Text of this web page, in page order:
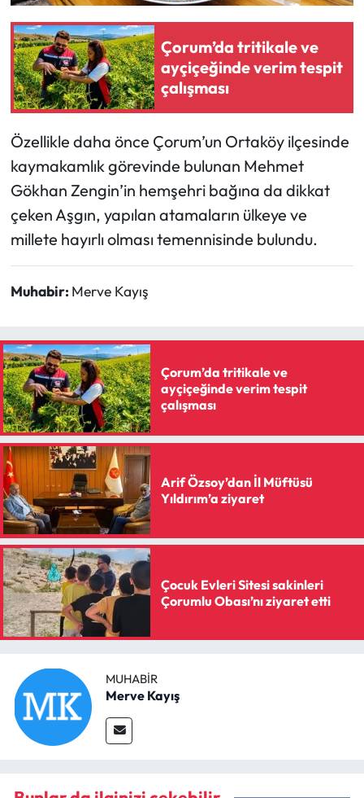
Çorum’da tritikale ve
ayçiçeğinde verim tespit
çalışması
Özellikle daha önce Çorum’un Ortaköy ilçesinde
kaymakamlık görevinde bulunan Mehmet
Gökhan Zengin’in hemşehri bağına da dikkat
çeken Aşgın, yapılan atamaların ülkeye ve
millete hayırlı olması temennisinde bulundu.
Muhabir: Merve Kayış
Çorum’da tritikale ve
ayçiçeğinde verim tespit
çalışması
Arif Özsoy’dan İl Müftüsü
Yıldırım’a ziyaret
Çocuk Evleri Sitesi sakinleri
Çorumlu Obası’nı ziyaret etti
MUHABIR
Merve Kayış
Sağlık
Siyaset
Spor
Sungurlu Haberleri
Turizm
Uğurludağ Haberleri
Yemek Tarifleri
Yerel Haberler